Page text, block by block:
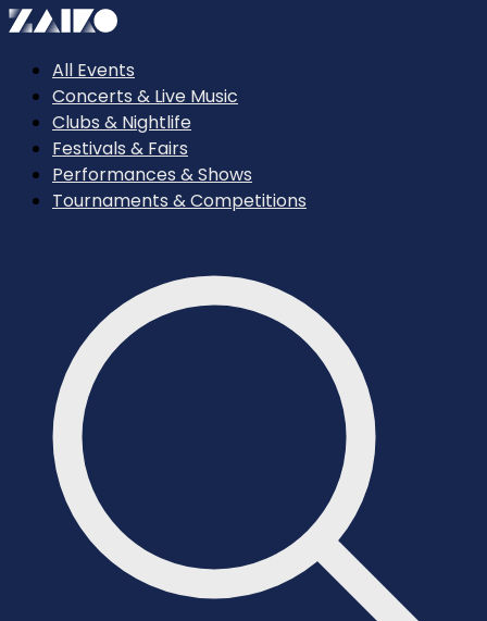
All Events
Concerts & Live Music
Clubs & Nightlife
Festivals & Fairs
Performances & Shows
Tournaments & Competitions